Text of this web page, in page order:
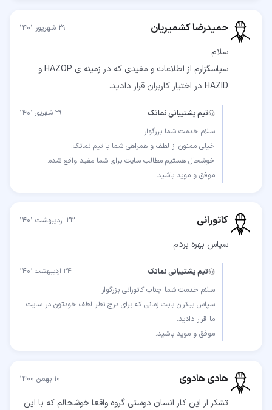
حمیدرضا کشمیریان ۲۹ شهریور ۱۴۰۱
سپاسگزارم از اطلاعات و مفیدی که در زمینه ی HAZOP و
HAZID در اختیار کاربران قرار دادید.
تیم پشتیبانی نماتک ۲۹ شهریور ۱۴۰۱
موفق و موید باشید.
کاتورانی ۲۳ اردیبهشت ۱۴۰۱
سپاس بهره بردم
تیم پشتیبانی نماتک ۲۴ اردیبهشت ۱۴۰۱
سپاس بیکران بابت زمانی که برای درج نظر لطف خودتون در سایت
موفق و موید باشید.
هادی هادوی ۱۰ بهمن ۱۴۰۰
تشکر از این کار انسان دوستی گروه واقعا خوشحالم که با این